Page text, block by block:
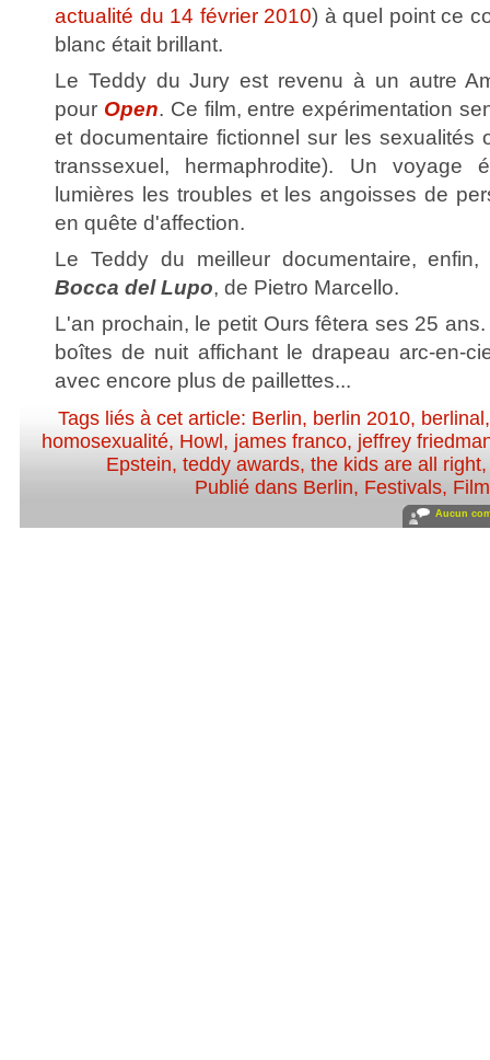
actualité du 14 février 2010) à quel point ce
blanc était brillant.
Le Teddy du Jury est revenu à un autre
pour Open. Ce film, entre expérimentation
et documentaire fictionnel sur les sexualités
transsexuel, hermaphrodite). Un voyage
lumières les troubles et les angoisses de
en quête d'affection.
Le Teddy du meilleur documentaire,
Bocca del Lupo, de Pietro Marcello.
L'an prochain, le petit Ours fêtera ses 25
boîtes de nuit affichant le drapeau arc-en-
avec encore plus de paillettes...
Tags liés à cet article: Berlin, berlin 2010, berlinal
homosexualité, Howl , james franco, jeffrey
Epstein, teddy awards, the kids are all right
Publié dans Berlin, Festivals,
Aucun